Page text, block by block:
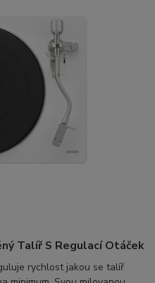
Talíř S Regulací Otáček
rychlost jakou se talíř